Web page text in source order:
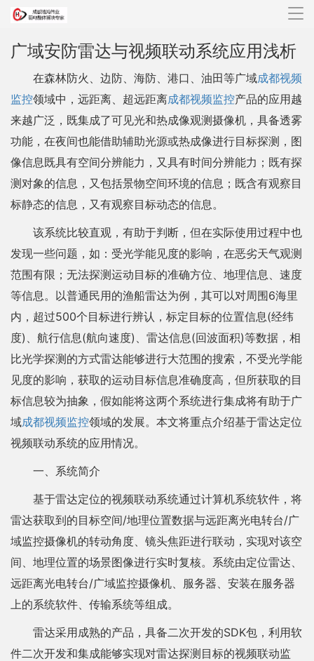
导
广域安防雷达与视频联动系统应用浅析
在森林防火、边防、海防、港口、油田等广域成都视频
监控领域中，远距离、超远距离成都视频监控产品的应用越
来越广泛，既集成了可见光和热成像观测摄像机，具备透雾
功能，在夜间也能借助辅助光源或热成像进行目标探测，图
像信息既具有空间分辨能力，又具有时间分辨能力；既有探
测对象的信息，又包括景物空间环境的信息；既含有观察目
标静态的信息，又有观察目标动态的信息。
该系统比较直观，有助于判断，但在实际使用过程中也
发现一些问题，如：受光学能见度的影响，在恶劣天气观测
范围有限；无法探测运动目标的准确方位、地理信息、速度
等信息。以普通民用的渔船雷达为例，其可以对周围6海里
内，超过500个目标进行辨认，标定目标的位置信息(经纬
度)、航行信息(航向速度)、雷达信息(回波面积)等数据，相
比光学探测的方式雷达能够进行大范围的搜索，不受光学能
见度的影响，获取的运动目标信息准确度高，但所获取的目
标信息较为抽象，假如能将这两个系统进行集成将有助于广
域成都视频监控领域的发展。本文将重点介绍基于雷达定位
视频联动系统的应用情况。
一、系统简介
基于雷达定位的视频联动系统通过计算机系统软件，将
雷达获取到的目标空间/地理位置数据与远距离光电转台/广
域监控摄像机的转动角度、镜头焦距进行联动，实现对该空
间、地理位置的场景图像进行实时复核。系统由定位雷达、
远距离光电转台/广域监控摄像机、服务器、安装在服务器
上的系统软件、传输系统等组成。
雷达采用成熟的产品，具备二次开发的SDK包，利用软
件二次开发和集成能够实现对雷达探测目标的视频联动监